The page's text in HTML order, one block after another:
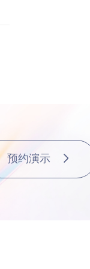
预约演示
人海战术”，AI如何重塑
...
间：2026年
务人打造的AI Agent，